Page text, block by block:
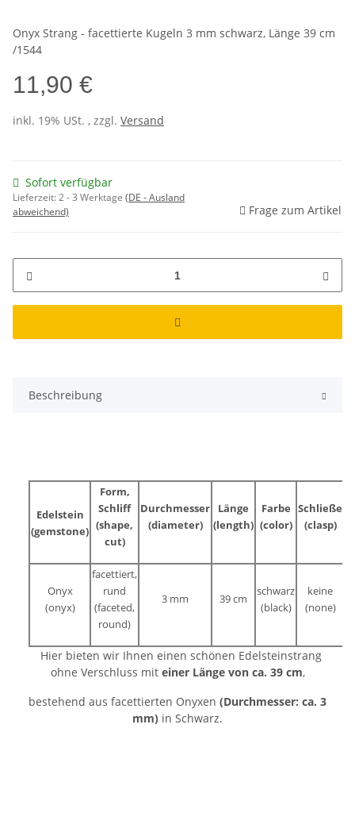
Onyx Strang - facettierte Kugeln 3 mm schwarz, Länge 39 cm
/1544
11,90 €
inkl. 19% USt. , zzgl. Versand
Sofort verfügbar
Lieferzeit:2 - 3 Werktage (DE - Ausland
abweichend)
Frage zum Artikel
Beschreibung
Edelstein
(gemstone)
Form,
Schliff
(shape,
cut)
Durchmesser
(diameter)
Länge
(length)
Farbe
(color)
Schließe
(clasp)
Onyx
(onyx)
facettiert,
rund
(faceted,
round)
3 mm 39 cm
schwarz
(black)
keine
(none)
Hier bieten wir Ihnen einen schönen Edelsteinstrang
ohne Verschluss mit einer Länge von ca. 39 cm,
bestehend aus facettierten Onyxen (Durchmesser: ca. 3
mm) in Schwarz.